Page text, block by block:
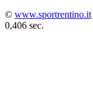
© www.sportrentino.it
0,406 sec.